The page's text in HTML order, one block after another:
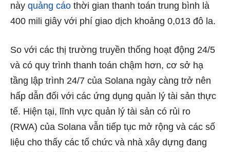
này quảng cáo thời gian thanh toán trung bình là
400 mili giây với phí giao dịch khoảng 0,013 đô la.
So với các thị trường truyền thống hoạt động 24/5
và có quy trình thanh toán chậm hơn, cơ sở hạ
tầng lập trình 24/7 của Solana ngày càng trở nên
hấp dẫn đối với các ứng dụng quản lý tài sản thực
tế. Hiện tại, lĩnh vực quản lý tài sản có rủi ro
(RWA) của Solana vẫn tiếp tục mở rộng và các số
liệu cho thấy các tổ chức và nhà xây dựng đang